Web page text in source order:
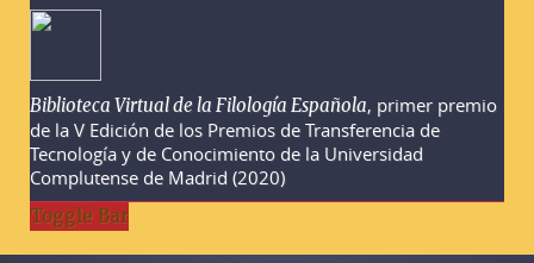
Biblioteca Virtual de la Filología Española, primer premio
de la V Edición de los Premios de Transferencia de
Tecnología y de Conocimiento de la Universidad
Complutense de Madrid (2020)
Toggle Bar